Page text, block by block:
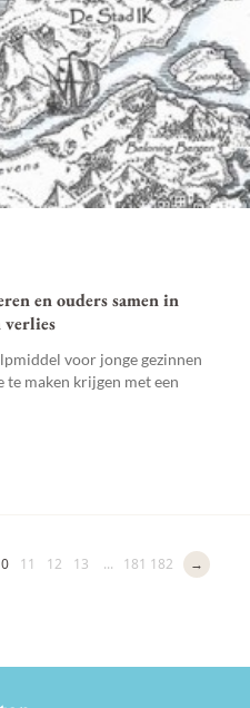
en ouders samen in
verlies
voor jonge gezinnen
maken krijgen met een
11 12 13 ... 181 182 →